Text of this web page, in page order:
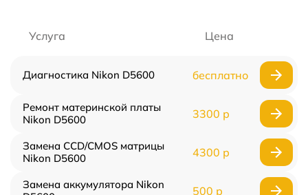
Услуга Цена
Диагностика Nikon D5600 бесплатно
Ремонт материнской платы
Nikon D5600
3300 р
Замена CCD/CMOS матрицы
Nikon D5600
4300 р
Замена аккумулятора Nikon
500 р